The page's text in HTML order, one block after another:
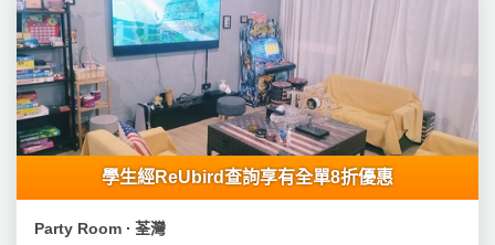
學生經ReUbird查詢享有全單8折優惠
Party Room ∙ 荃灣